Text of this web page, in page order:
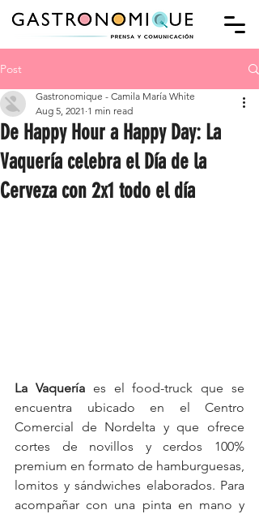
Post
De Happy Hour a Happy Day: La
Vaquería celebra el Día de la
Cerveza con 2x1 todo el día
Gastronomique - Camila María White
Aug 5, 2021 1 min read
La Vaquería es el food-truck que se
encuentra ubicado en el Centro
Comercial de Nordelta y que ofrece
cortes de novillos y cerdos 100%
premium en formato de hamburguesas,
lomitos y sándwiches elaborados. Para
acompañar con una pinta en mano y